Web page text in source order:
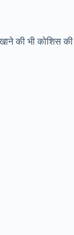
की भी कोशिस